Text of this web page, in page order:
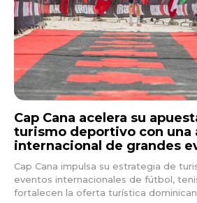
Cap Cana acelera su
turismo deportivo con una
internacional de grandes
Cap Cana impulsa su estrategia de
eventos internacionales de fútbol,
fortalecen la oferta turística